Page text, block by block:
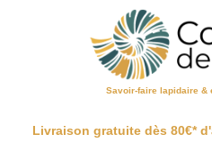
Savoir-faire lapidaire &
Livraison gratuite dès 80€*